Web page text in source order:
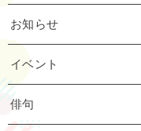
お知らせ
イベント
俳句